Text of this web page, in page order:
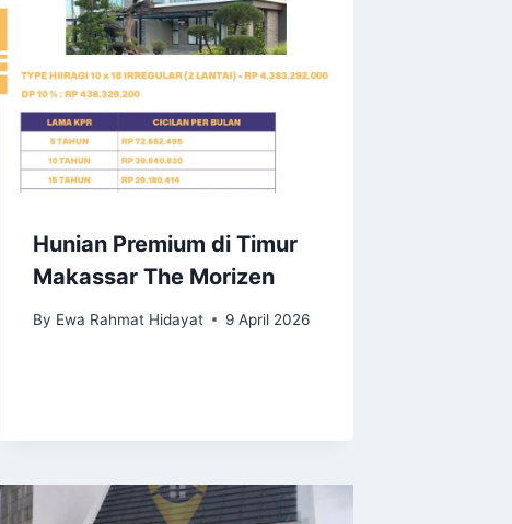
Hunian Premium di Timur
Makassar The Morizen
By Ewa Rahmat Hidayat 9 April 2026